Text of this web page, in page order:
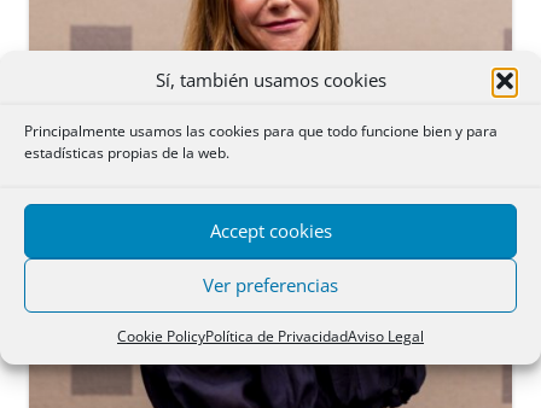
Sí, también usamos cookies
Principalmente usamos las cookies para que todo funcione bien y para
estadísticas propias de la web.
Accept cookies
Ver preferencias
Cookie PolicyPolítica de PrivacidadAviso Legal